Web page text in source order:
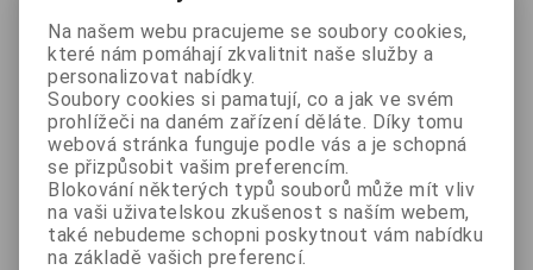
nežádoucí místo. Alarm je akustický i vizuální a to v
podobě sirény o hlasitosti minimálně 100 dB a
blikajícím červeným světlem. Díky patentované
Fresnelově čočce zamezí spuštění falešného
poplachu způsobené rušením slunečního světla.
Režimy alarmu které siréna podporuje jsou :
- 24 hodinový režim zvukového a světelného alarmu
Na našem webu pracujeme se soubory cookies,
které nám pomáhají zkvalitnit naše služby a
personalizovat nabídky.
Soubory cookies si pamatují, co a jak ve svém
prohlížeči na daném zařízení děláte. Díky tomu
webová stránka funguje podle vás a je schopná
se přizpůsobit vašim preferencím.
Blokování některých typů souborů může mít vliv
na vaši uživatelskou zkušenost s naším webem,
také nebudeme schopni poskytnout vám nabídku
na základě vašich preferencí.